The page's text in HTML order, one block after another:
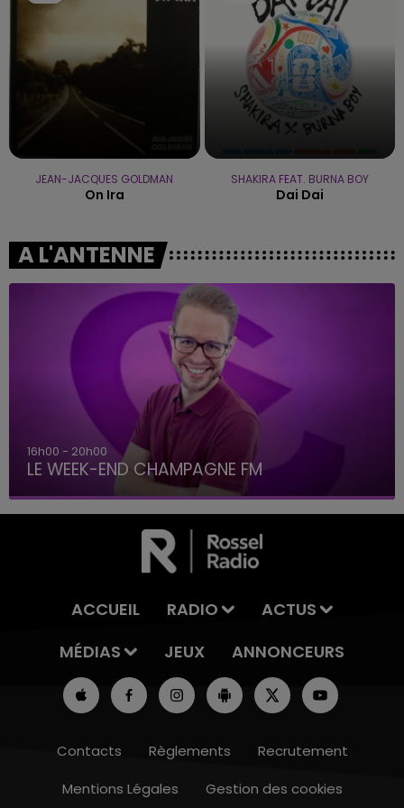
JEAN-JACQUES GOLDMAN
On Ira
SHAKIRA FEAT. BURNA BOY
Dai Dai
A L'ANTENNE
16h00 - 20h00
LE WEEK-END CHAMPAGNE FM
ACCUEIL RADIO
ACTUS
MÉDIAS
JEUX ANNONCEURS
Contacts Règlements
Recrutement
Mentions Légales
Gestion des cookies